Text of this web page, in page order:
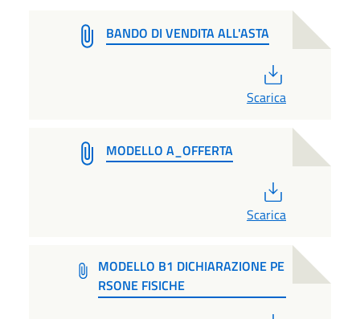
BANDO DI VENDITA ALL'ASTA
Scarica
MODELLO A_OFFERTA
Scarica
MODELLO B1 DICHIARAZIONE PE
RSONE FISICHE